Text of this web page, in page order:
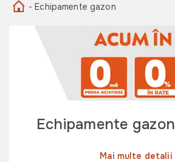
- Echipamente gazon
Echipamente gazon
Mai multe detalii